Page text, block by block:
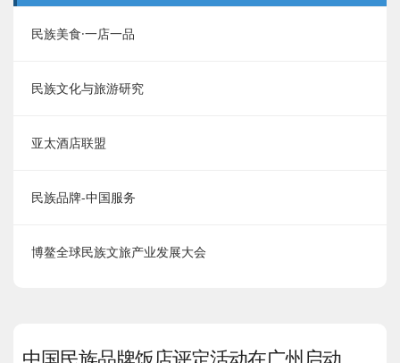
民族美食·一店一品
民族文化与旅游研究
亚太酒店联盟
民族品牌-中国服务
博鳌全球民族文旅产业发展大会